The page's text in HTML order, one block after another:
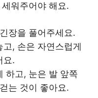
워주어야 해요.
장을 풀어주세요.
고, 손은 자연스럽게
요.
하고, 눈은 발 앞쪽
는 것이 좋아요.